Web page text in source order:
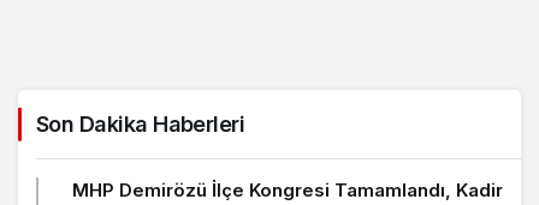
Son Dakika Haberleri
MHP Demirözü İlçe Kongresi Tamamlandı, Kadir